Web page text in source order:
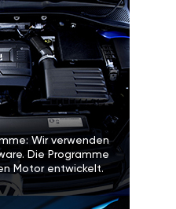
Wir verwenden
Die Programme
Motor entwickelt.